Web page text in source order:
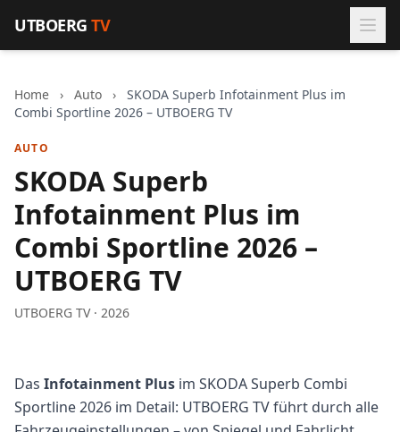
UTBOERGTV
Home › Auto ›
SKODA Superb Infotainment Plus im
Combi Sportline 2026 – UTBOERG TV
AUTO
SKODA Superb
Infotainment Plus im
Combi Sportline 2026 –
UTBOERG TV
UTBOERG TV · 2026
Das Infotainment Plus im SKODA Superb Combi
Sportline 2026 im Detail: UTBOERG TV führt durch alle